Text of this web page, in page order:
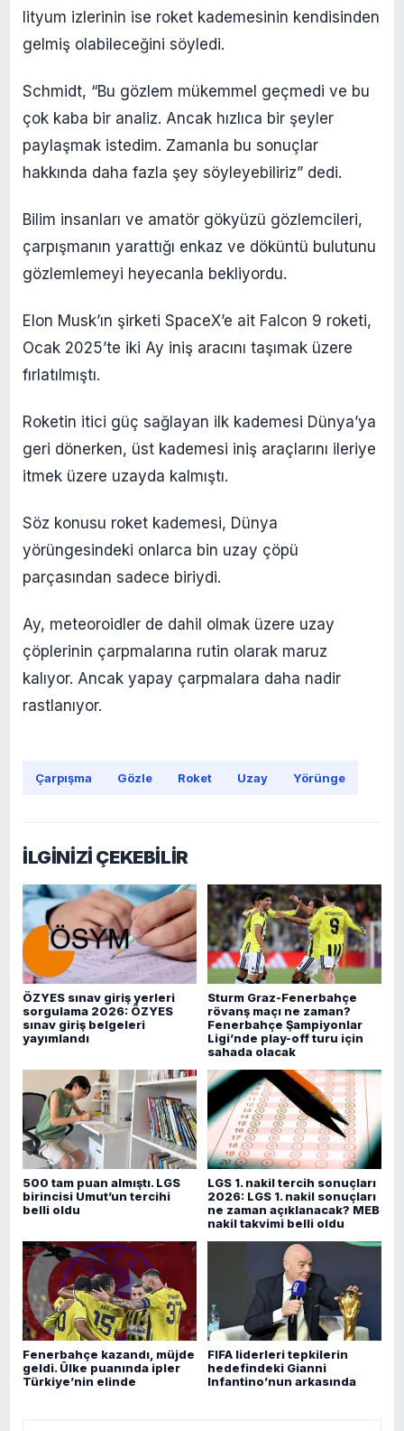
lityum izlerinin ise roket kademesinin kendisinden
gelmiş olabileceğini söyledi.
Schmidt, “Bu gözlem mükemmel geçmedi ve bu
çok kaba bir analiz. Ancak hızlıca bir şeyler
paylaşmak istedim. Zamanla bu sonuçlar
hakkında daha fazla şey söyleyebiliriz” dedi.
Bilim insanları ve amatör gökyüzü gözlemcileri,
çarpışmanın yarattığı enkaz ve döküntü bulutunu
gözlemlemeyi heyecanla bekliyordu.
Elon Musk’ın şirketi SpaceX’e ait Falcon 9 roketi,
Ocak 2025’te iki Ay iniş aracını taşımak üzere
fırlatılmıştı.
Roketin itici güç sağlayan ilk kademesi Dünya’ya
geri dönerken, üst kademesi iniş araçlarını ileriye
itmek üzere uzayda kalmıştı.
Söz konusu roket kademesi, Dünya
yörüngesindeki onlarca bin uzay çöpü
parçasından sadece biriydi.
Ay, meteoroidler de dahil olmak üzere uzay
çöplerinin çarpmalarına rutin olarak maruz
kalıyor. Ancak yapay çarpmalara daha nadir
rastlanıyor.
Çarpışma Gözle Roket Uzay Yörünge
İLGİNİZİ ÇEKEBİLİR
ÖZYES sınav giriş yerleri
sorgulama 2026: ÖZYES
sınav giriş belgeleri
yayımlandı
Sturm Graz-Fenerbahçe
rövanş maçı ne zaman?
Fenerbahçe Şampiyonlar
Ligi’nde play-off turu için
sahada olacak
500 tam puan almıştı. LGS
birincisi Umut’un tercihi
belli oldu
LGS 1. nakil tercih sonuçları
2026: LGS 1. nakil sonuçları
ne zaman açıklanacak? MEB
nakil takvimi belli oldu
Fenerbahçe kazandı, müjde
geldi. Ülke puanında ipler
Türkiye’nin elinde
FIFA liderleri tepkilerin
hedefindeki Gianni
Infantino’nun arkasında